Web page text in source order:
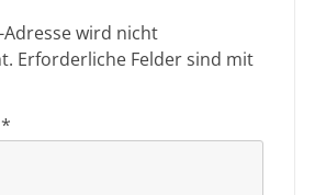
Adresse wird nicht
Erforderliche Felder sind mit
*